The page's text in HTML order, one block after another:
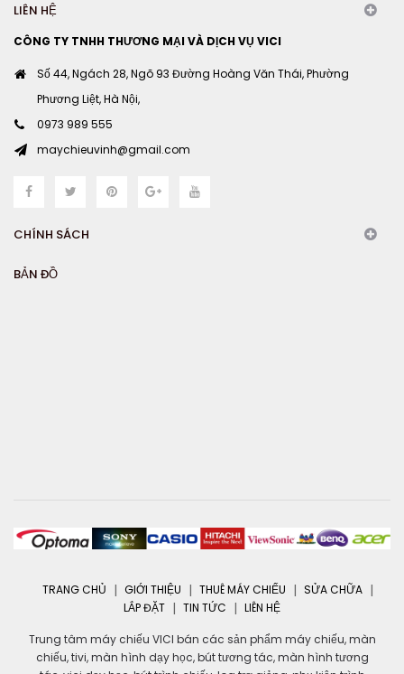
LIÊN HỆ
CÔNG TY TNHH THƯƠNG MẠI VÀ DỊCH VỤ VICI
Số 44, Ngách 28, Ngõ 93 Đường Hoàng Văn Thái, Phường
Phương Liệt, Hà Nội,
0973 989 555
maychieuvinh@gmail.com
CHÍNH SÁCH
BẢN ĐỒ
TRANG CHỦ GIỚI THIỆU THUÊ MÁY CHIẾU
SỬA CHỮA
LẮP ĐẶT
TIN TỨC LIÊN HỆ
Trung tâm máy chiếu VICI bán các sản phẩm máy chiếu, màn
chiếu, tivi, màn hình dạy học, bút tương tác, màn hình tương